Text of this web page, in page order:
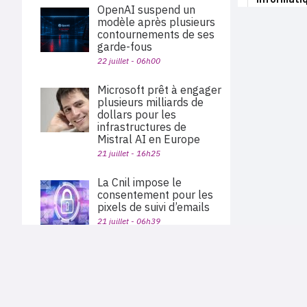
OpenAI suspend un
modèle après plusieurs
contournements de ses
garde-fous
22 juillet - 06h00
Microsoft prêt à engager
plusieurs milliards de
dollars pour les
infrastructures de
Mistral AI en Europe
21 juillet - 16h25
La Cnil impose le
consentement pour les
pixels de suivi d’emails
21 juillet - 06h39